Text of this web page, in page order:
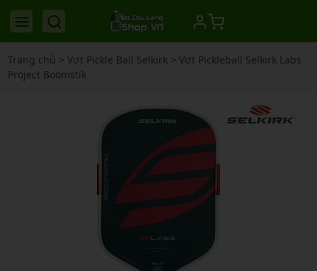
Trang chủ > Vợt Pickle Ball Selkirk> Vợt Pickleball Selkirk Labs
Project Boomstik